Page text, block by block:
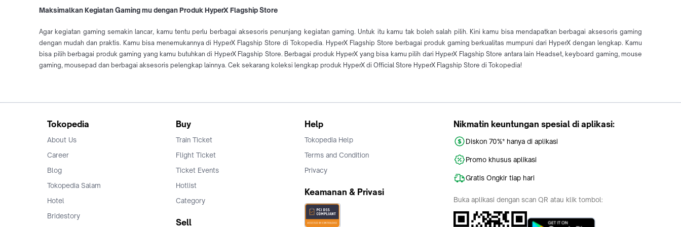
Maksimalkan Kegiatan Gaming mu dengan Produk HyperX Flagship Store
Agar kegiatan gaming semakin lancar, kamu tentu perlu berbagai aksesoris penunjang kegiatan gaming. Untuk itu kamu tak boleh salah pilih. Kini kamu bisa mendapatkan berbagai aksesoris gaming
dengan mudah dan praktis. Kamu bisa menemukannya di HyperX Flagship Store di Tokopedia. HyperX Flagship Store berbagai produk gaming berkualitas mumpuni dari HyperX dengan lengkap. Kamu
bisa pilih berbagai produk gaming yang kamu butuhkan di HyperX Flagship Store. Berbagai produk HyperX yang bisa kamu pilih dari HyperX Flagship Store antara lain Headset, keyboard gaming, mouse
gaming, mousepad dan berbagai aksesoris pelengkap lainnya. Cek sekarang koleksi lengkap produk HyperX di Official Store HyperX Flagship Store di Tokopedia!
Tokopedia
About Us
Career
Blog
Tokopedia Salam
Hotel
Bridestory
Buy
Train Ticket
Flight Ticket
Ticket Events
Hotlist
Category
Sell
Help
Tokopedia Help
Terms and Condition
Privacy
Keamanan & Privasi
Nikmatin keuntungan spesial di aplikasi:
Diskon 70%* hanya di aplikasi
Promo khusus aplikasi
Gratis Ongkir tiap hari
Buka aplikasi dengan scan QR atau klik tombol: